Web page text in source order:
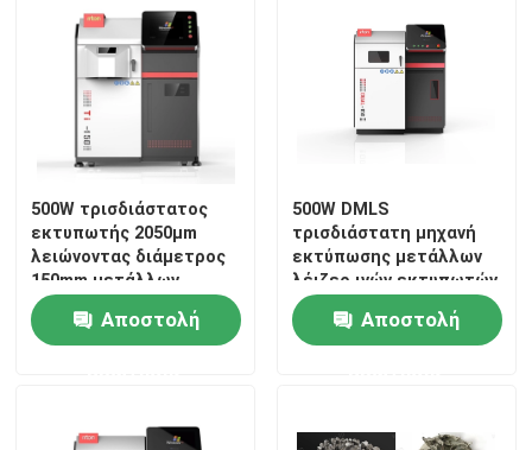
500W τρισδιάστατος
εκτυπωτής 2050μm
λειώνοντας διάμετρος
150mm μετάλλων
λέιζερ μηχανών
εκτύπωσης
οδοντιατρικής πάχους
Αποστολή
500W DMLS
τρισδιάστατη μηχανή
εκτύπωσης μετάλλων
λέιζερ ινών εκτυπωτών
οδοντική διπλή
Αποστολή